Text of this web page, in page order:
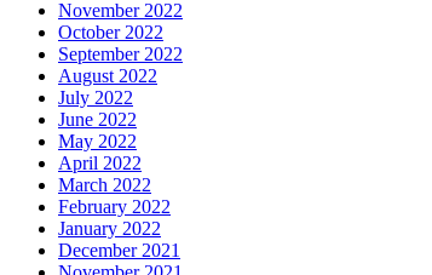
November 2022
October 2022
September 2022
August 2022
July 2022
June 2022
May 2022
April 2022
March 2022
February 2022
January 2022
December 2021